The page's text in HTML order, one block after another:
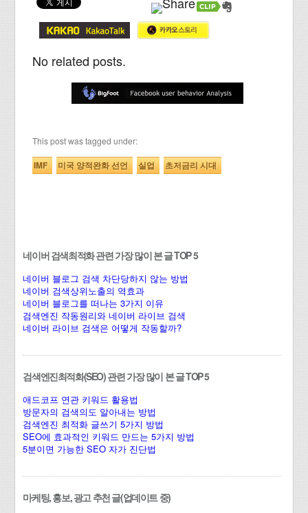
No related posts.
This post was tagged under:
IMF 미국 양적완화 선언 실업 초저금리 시대
네이버 검색최적화 관련 가장 많이 본 글 TOP 5
네이버 블로그 검색 차단당하지 않는 방법
네이버 검색상위노출의 역효과
네이버 블로그를 떠나는 3가지 이유
검색엔진 작동원리와 네이버 라이브 검색
네이버 라이브 검색은 어떻게 작동할까?
검색엔진최적화(SEO) 관련 가장 많이 본 글 TOP 5
애드코프 연관 키워드 활용법
방문자의 검색의도 알아내는 방법
검색엔진 최적화 글쓰기 5가지 방법
SEO에 효과적인 키워드 만드는 5가지 방법
5분이면 가능한 SEO 자가 진단법
마케팅, 홍보, 광고 추천 글(업데이트 중)